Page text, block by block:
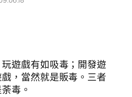
遊戲有如吸毒；開發遊
，當然就是販毒。三者
毒。